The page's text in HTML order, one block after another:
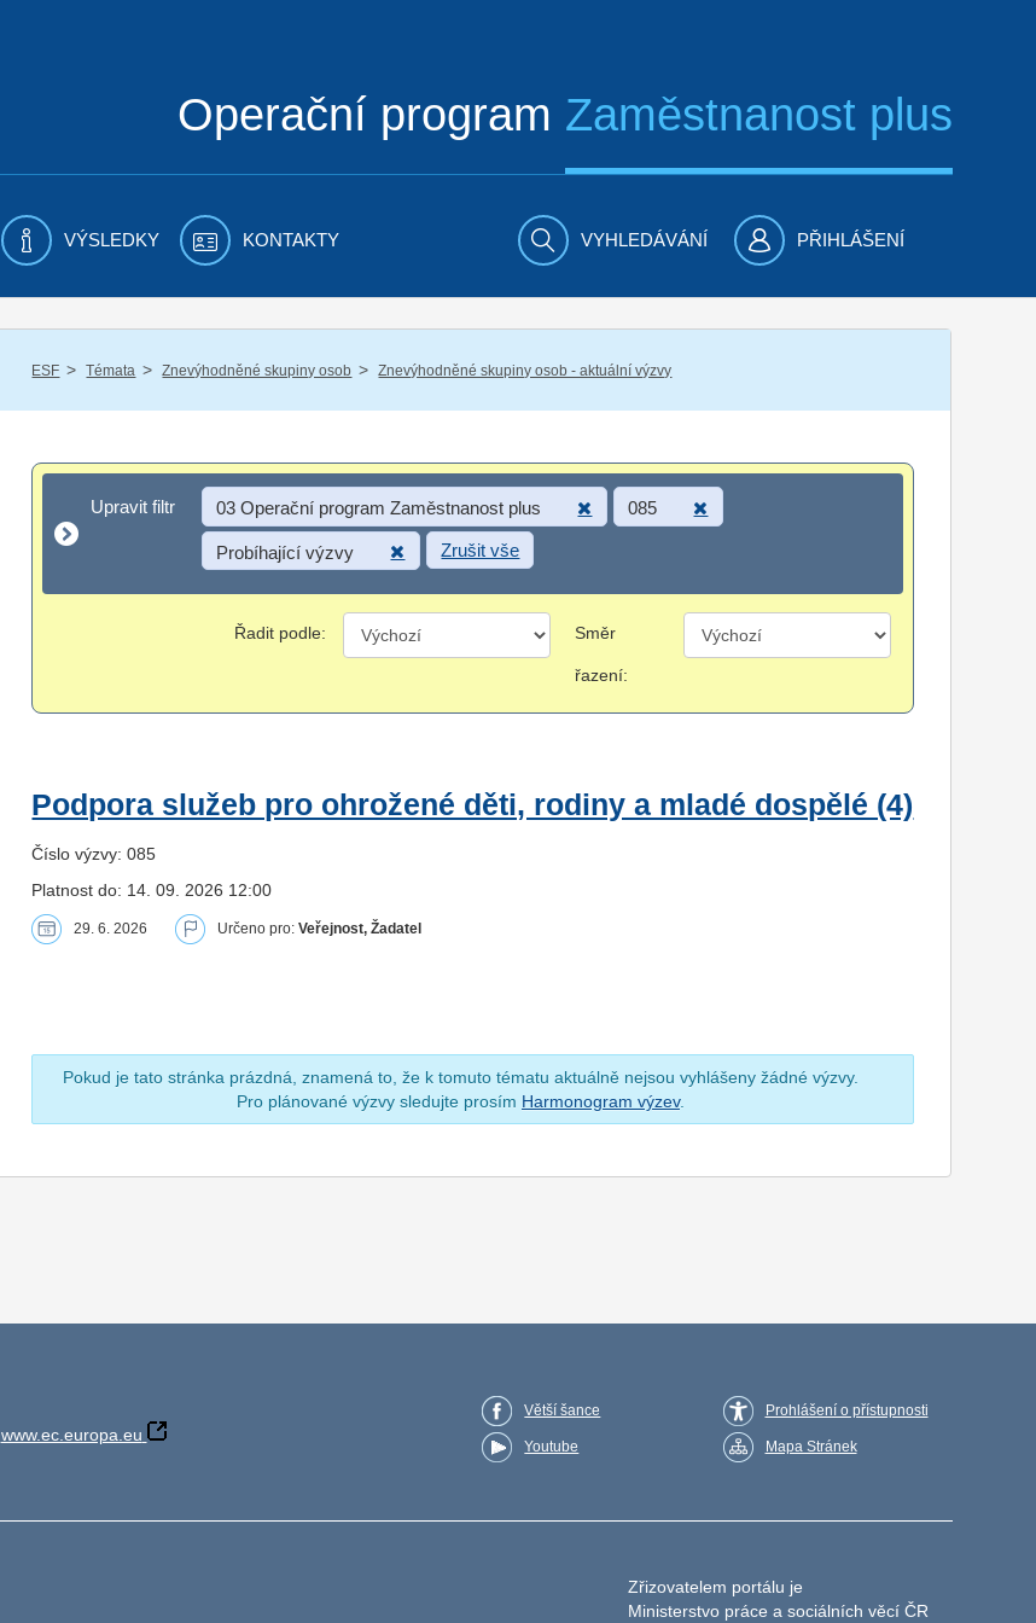
Operační program Zaměstnanost plus
VÝSLEDKY KONTAKTY VYHLEDÁVÁNÍ PŘIHLÁŠENÍ
ESF / Témata / Znevýhodněné skupiny osob / Znevýhodněné skupiny osob - aktuální výzvy
Upravit filtr
Upravit filtr 03 Operační program Zaměstnanost plus 085
Probíhající výzvy Zrušit vše
Řadit podle: Směr
řazení:
Podpora služeb pro ohrožené děti, rodiny a mladé dospělé (4)
Číslo výzvy: 085
Platnost do: 14. 09. 2026 12:00
29. 6. 2026 Určeno pro:Veřejnost, Žadatel
Pokud je tato stránka prázdná, znamená to, že k tomuto tématu aktuálně nejsou vyhlášeny žádné výzvy.
Pro plánované výzvy sledujte prosím Harmonogram výzev.
www.ec.europa.eu
Větší šance
Youtube
Prohlášení o přístupnosti
Mapa Stránek
Zřizovatelem portálu je
Ministerstvo práce a sociálních věcí ČR